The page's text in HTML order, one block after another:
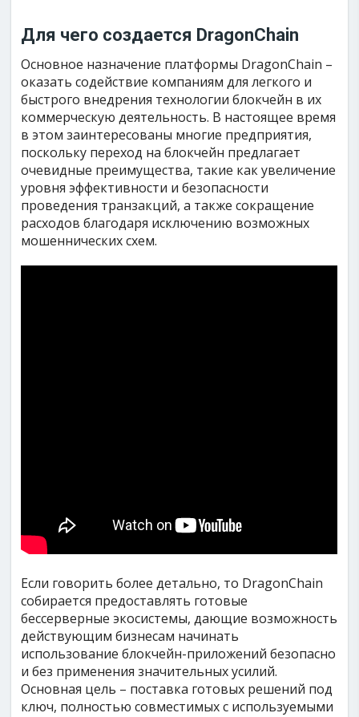
Для чего создается DragonChain
Основное назначение платформы DragonChain –
оказать содействие компаниям для легкого и
быстрого внедрения технологии блокчейн в их
коммерческую деятельность. В настоящее время
в этом заинтересованы многие предприятия,
поскольку переход на блокчейн предлагает
очевидные преимущества, такие как увеличение
уровня эффективности и безопасности
проведения транзакций, а также сокращение
расходов благодаря исключению возможных
мошеннических схем.
Если говорить более детально, то DragonChain
собирается предоставлять готовые
бессерверные экосистемы, дающие возможность
действующим бизнесам начинать
использование блокчейн-приложений безопасно
и без применения значительных усилий.
Основная цель – поставка готовых решений под
ключ, полностью совместимых с используемыми